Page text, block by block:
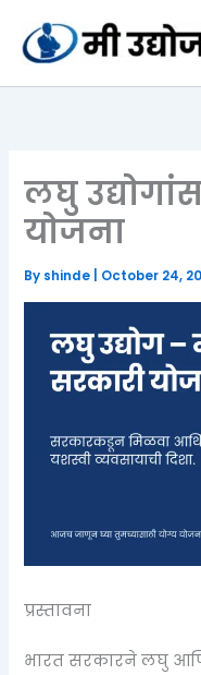
content
लघु
योजना
By shinde October 24,
प्रस्तावना
भारत सरकारने लघु आणि